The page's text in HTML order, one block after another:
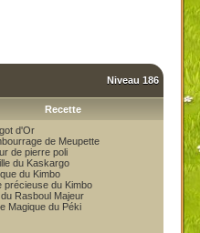
Niveau 186
Recette
d'Or
de Meupette
de pierre poli
du Kaskargo
du Kimbo
précieuse du Kimbo
Rasboul Majeur
Magique du Péki